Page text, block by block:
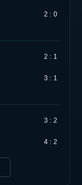
2 : 0
2 : 1
3 : 1
3 : 2
4 : 2